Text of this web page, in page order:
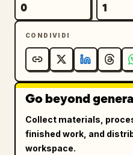
0 1
CONDIVIDI
Go beyond
Collect materials,
finished work, and
workspace.